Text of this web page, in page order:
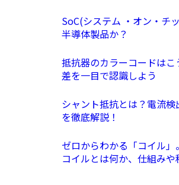
SoC(システム ・オン・チ
半導体製品か？
抵抗器のカラーコードは
差を一目で認識しよう
シャント抵抗とは？電流
を徹底解説！
ゼロからわかる「コイル」。
コイルとは何か、仕組みや